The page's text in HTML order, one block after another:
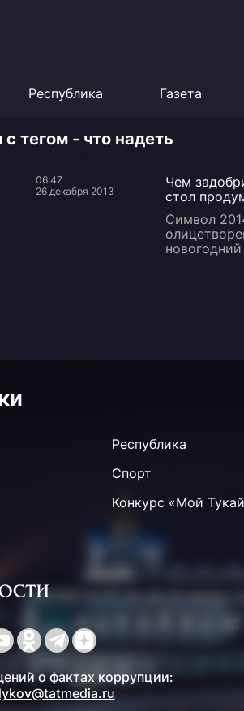
Республика Газета
с тегом - что надеть
06:47
26 декабря 2013
Чем
стол
Символ
Республика
Спорт
Конкурс «Мой
о фактах коррупции: